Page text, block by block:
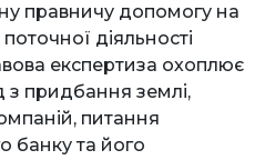
правничу допомогу на
діяльності
експертиза охоплює
придбання землі,
питання
банку та його